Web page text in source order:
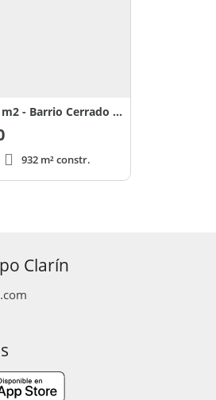
Venta lote 932 m2 - Barrio Cerrado El Remanso - San Martin de los Andes
932 m² constr.
Clarín